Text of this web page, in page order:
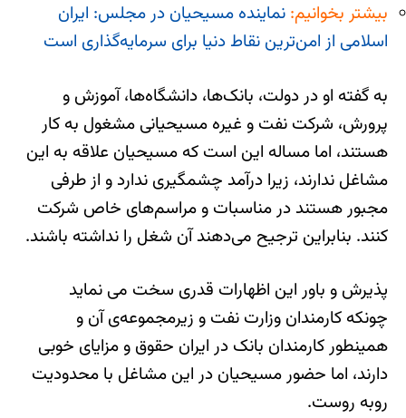
بیشتر بخوانیم: نماینده مسیحیان در مجلس: ایران
اسلامی از امن‌ترین نقاط دنیا برای سرمایه‌گذاری است
به گفته او در دولت، بانک‌ها، دانشگاه‌ها، آموزش و
پرورش، شرکت نفت و غیره مسیحیانی مشغول به کار
هستند، اما مساله این است که مسیحیان علاقه به این
مشاغل ندارند، زیرا درآمد چشمگیری ندارد و از طرفی
مجبور هستند در مناسبات و مراسم‌های خاص شرکت
کنند. بنابراین ترجیح می‌دهند آن شغل را نداشته باشند.
پذیرش و باور این اظهارات قدری سخت می نماید
چونکه کارمندان وزارت نفت و زیرمجموعه‌ی آن و
همینطور کارمندان بانک در ایران حقوق‌ و مزایای خوبی
دارند، اما حضور مسیحیان در این مشاغل با محدودیت
روبه روست.